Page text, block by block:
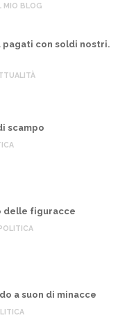
MIO BLOG
pagati con soldi nostri.
scampo
delle figuracce
a suon di minacce